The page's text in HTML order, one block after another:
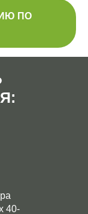
ПО
40-